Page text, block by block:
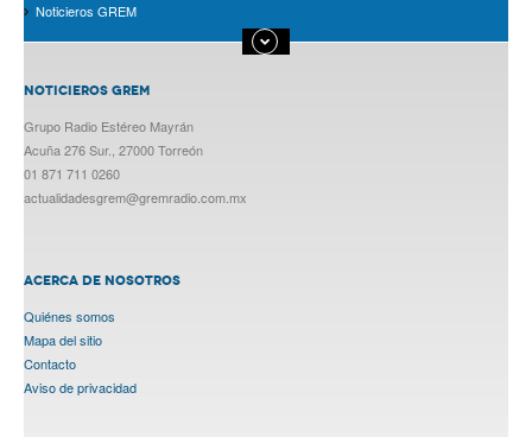
Noticieros GREM
NOTICIEROS GREM
Grupo Radio Estéreo Mayrán
Acuña 276 Sur., 27000 Torreón
01 871 711 0260
actualidadesgrem@gremradio.com.mx
ACERCA DE NOSOTROS
Quiénes somos
Mapa del sitio
Contacto
Aviso de privacidad